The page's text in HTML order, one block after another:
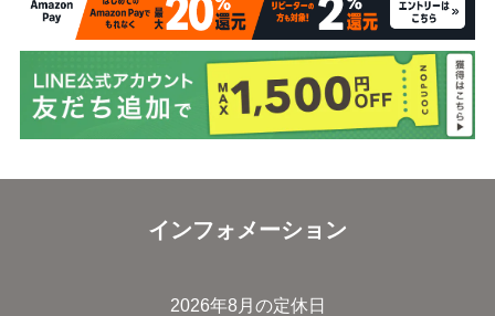
インフォメーション
2026年8月の定休日